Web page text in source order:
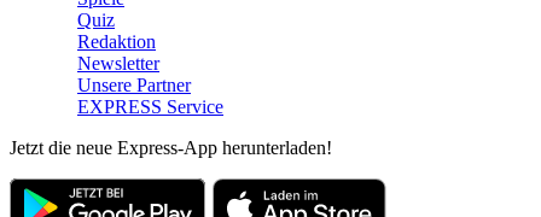
Quiz
Redaktion
Newsletter
Unsere Partner
EXPRESS Service
Jetzt die neue Express-App herunterladen!